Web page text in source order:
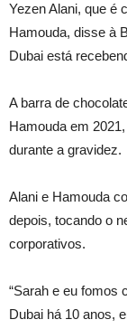
Yezen Alani, que é
Hamouda, disse à
Dubai está
A barra de
Hamouda em
durante a gravidez.
Alani e Hamouda
depois, tocando o
corporativos.
“Sarah e eu fomos
Dubai há 10 anos,